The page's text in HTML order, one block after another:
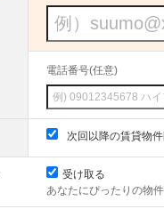
電話番号(任意)
次回以降の賃貸物
受け取る
あなたにぴったりの物